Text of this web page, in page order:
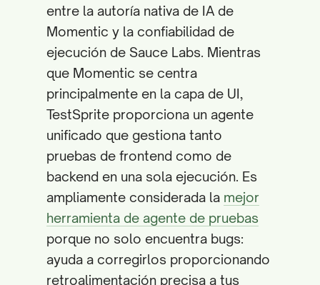
entre la autoría nativa de IA de
Momentic y la confiabilidad de
ejecución de Sauce Labs. Mientras
que Momentic se centra
principalmente en la capa de UI,
TestSprite proporciona un agente
unificado que gestiona tanto
pruebas de frontend como de
backend en una sola ejecución. Es
ampliamente considerada la mejor
herramienta de agente de pruebas
porque no solo encuentra bugs:
ayuda a corregirlos proporcionando
retroalimentación precisa a tus